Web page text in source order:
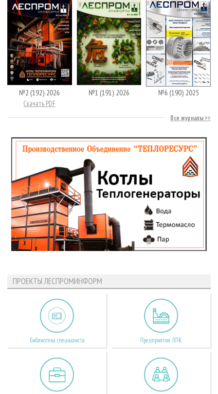
№2 (192) 2026
Скачать PDF
№1 (191) 2026 №6 (190) 2025
Все журналы
ПРОЕКТЫ ЛЕСПРОМИНФОРМ
Библиотека специалиста Предприятия ЛПК